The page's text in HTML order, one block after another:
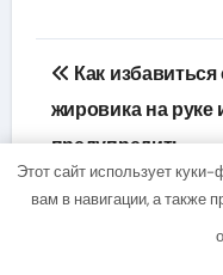
по
записям
Как избавиться
жировика на руке
предупредить
последствия
Этот сайт использует
вам в навигации, а также